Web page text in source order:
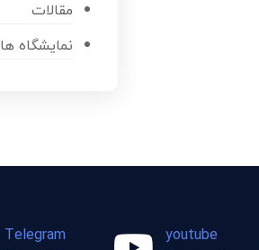
مقالات
نمایشگاه ها
Telegram youtube